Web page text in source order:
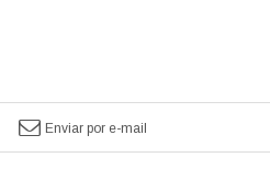
Enviar por e-mail